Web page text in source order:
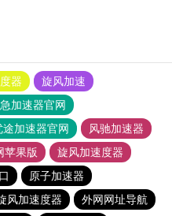
器
旋风加速
加速器官网
途加速器官网
风驰加速器
苹果版
旋风加速度器
原子加速器
风加速度器
外网网址导航